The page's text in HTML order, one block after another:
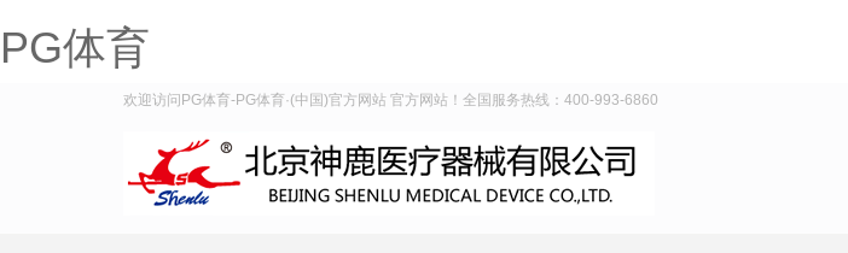
PG体育
欢迎访问PG体育-PG体育·(中国)官方网站 官方网站！全国服务热线：400-993-6860